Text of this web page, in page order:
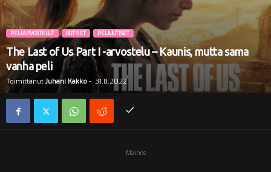
PELIARVOSTELUT UUTISET PELIUUTISET
The Last of Us Part I -arvostelu – Kaunis, mutta sama
vanha peli
Toimittanut Juhani Kakko - 31.8.2022
Mainos